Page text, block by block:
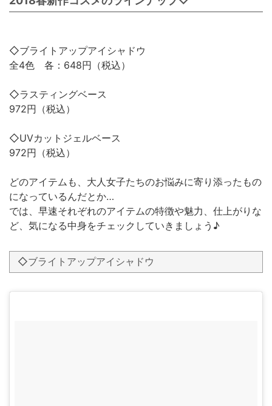
◇ブライトアップアイシャドウ
全4色 各：648円（税込）
◇ラスティングベース
972円（税込）
◇UVカットジェルベース
972円（税込）
どのアイテムも、大人女子たちのお悩みに寄り添ったもの
になっているんだとか…
では、早速それぞれのアイテムの特徴や魅力、仕上がりな
ど、気になる中身をチェックしていきましょう♪
◇ブライトアップアイシャドウ